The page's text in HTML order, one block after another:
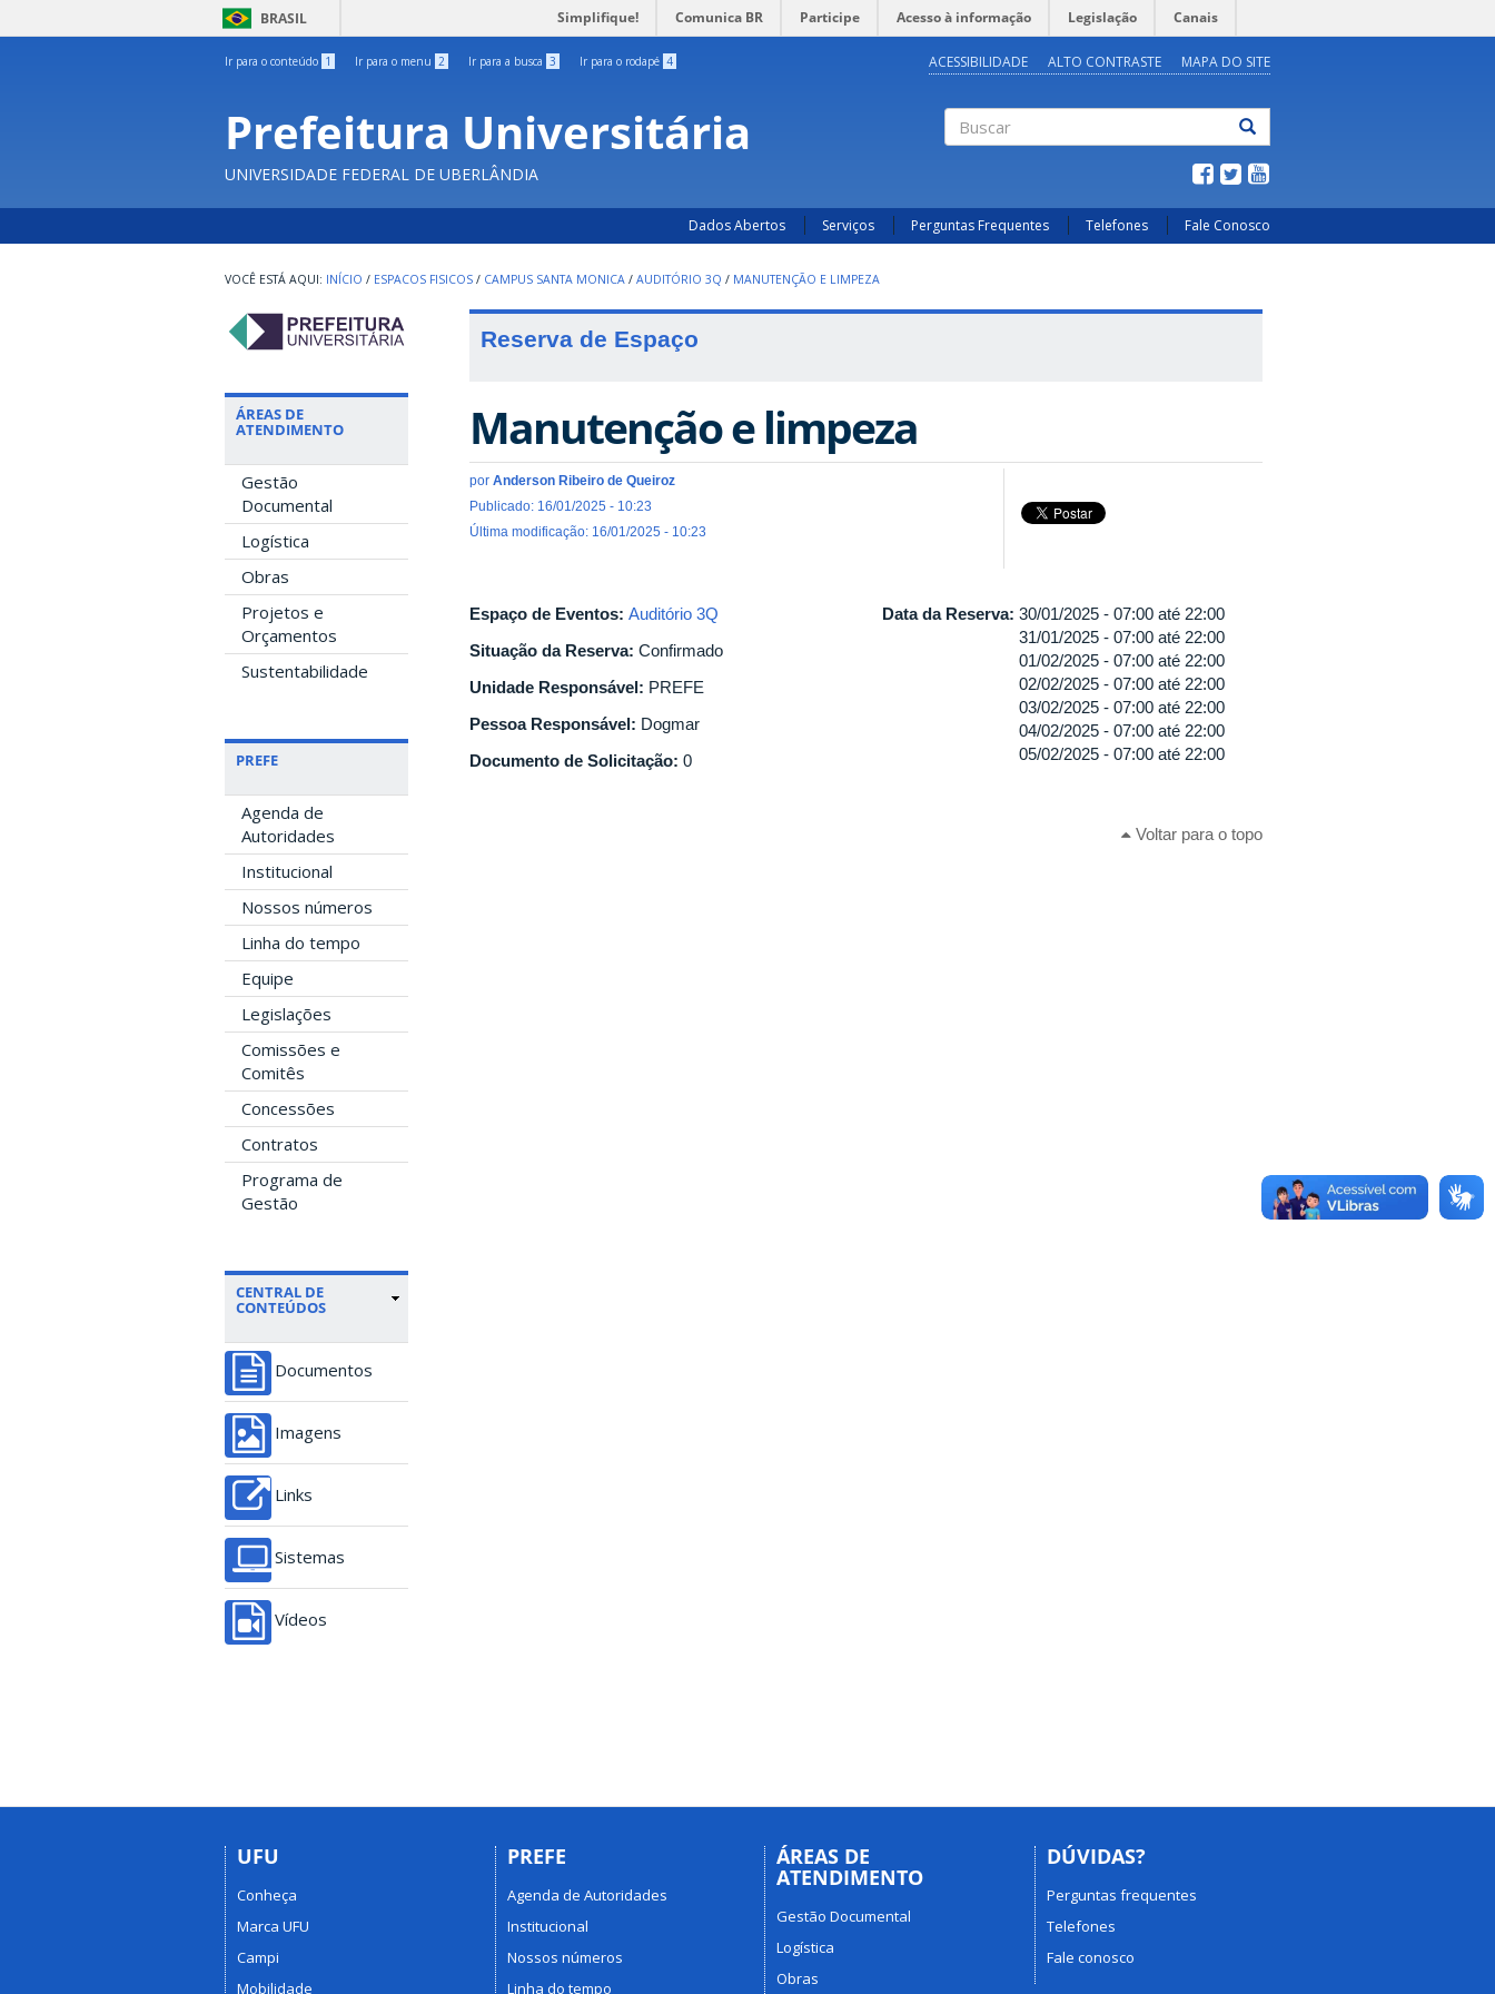
BRASIL Simplifique! Comunica BR Participe Acesso à informação Legislação Canais
Ir para o conteúdo 1 Ir para o menu 2 Ir para a busca 3 Ir para o rodapé 4 ACESSIBILIDADE ALTO CONTRASTE MAPA DO SITE
Prefeitura Universitária
UNIVERSIDADE FEDERAL DE UBERLÂNDIA
Dados Abertos Serviços Perguntas Frequentes Telefones Fale Conosco
INÍCIO / ESPACOS FISICOS / CAMPUS SANTA MONICA / AUDITÓRIO 3Q / MANUTENÇÃO E LIMPEZA
ÁREAS DE
ATENDIMENTO
Gestão
Documental
Logística
Obras
Projetos e
Orçamentos
Sustentabilidade
PREFE
Agenda de
Autoridades
Institucional
Nossos números
Linha do tempo
Equipe
Legislações
Comissões e
Comitês
Concessões
Contratos
Programa de
Gestão
CENTRAL DE
CONTEÚDOS
Documentos
Imagens
Links
Sistemas
Vídeos
Reserva de Espaço
Manutenção e limpeza
por Anderson Ribeiro de Queiroz
Publicado: 16/01/2025 - 10:23
Última modificação: 16/01/2025 - 10:23
Espaço de Eventos: Auditório 3Q
Situação da Reserva: Confirmado
Unidade Responsável: PREFE
Pessoa Responsável: Dogmar
Documento de Solicitação: 0
Data da Reserva:30/01/2025 -07:00 até 22:00
31/01/2025 -07:00 até 22:00
01/02/2025 -07:00 até 22:00
02/02/2025 -07:00 até 22:00
03/02/2025 -07:00 até 22:00
04/02/2025 -07:00 até 22:00
05/02/2025 -07:00 até 22:00
Voltar para o topo
UFU
Conheça
Marca UFU
Campi
Mobilidade
PREFE
Agenda de Autoridades
Institucional
Nossos números
Linha do tempo
ÁREAS DE
ATENDIMENTO
Gestão Documental
Logística
Obras
DÚVIDAS?
Perguntas frequentes
Telefones
Fale conosco